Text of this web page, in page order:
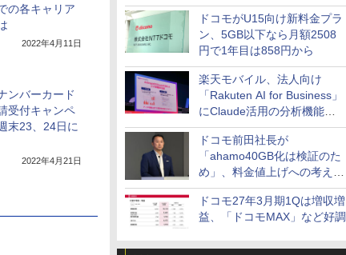
ドコモがU15向け新料金プラ
ン、5GB以下なら月額2508
円で1年目は858円から
楽天モバイル、法人向け
「Rakuten AI for Business」
にClaude活用の分析機能な
どを追加
ドコモ前田社長が
「ahamo40GB化は検証のた
め」、料金値上げへの考え方
にも言及
ドコモ27年3月期1Qは増収増
益、「ドコモMAX」など好調
の各キャリア
2022年4月11日
ンバーカード
受付キャンペ
末23、24日に
2022年4月21日